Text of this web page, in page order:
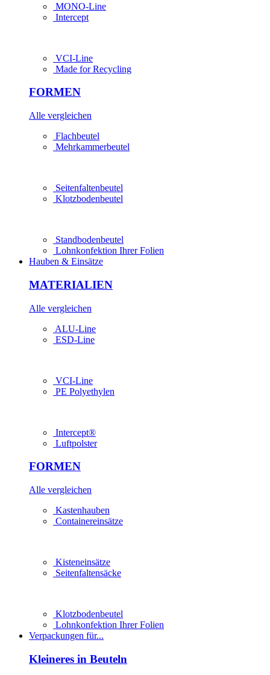
MONO-Line
Intercept
VCI-Line
Made for Recycling
FORMEN
Alle vergleichen
Flachbeutel
Mehrkammer­beutel
Seitenfaltenbeutel
Klotzbodenbeutel
Standbodenbeutel
Lohn­konfektion Ihrer Folien
Hauben & Einsätze
MATERIALIEN
Alle vergleichen
ALU-Line
ESD-Line
VCI-Line
PE Polyethylen
Intercept®
Luftpolster
FORMEN
Alle vergleichen
Kastenhauben
Containereinsätze
Kisteneinsätze
Seitenfaltensäcke
Klotzbodenbeutel
Lohn­konfektion Ihrer Folien
Verpackungen für...
Kleineres in Beuteln